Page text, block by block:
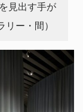
見出す手が
ー・間）